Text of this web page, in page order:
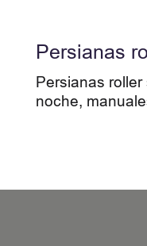
Persianas
Persianas
noche,